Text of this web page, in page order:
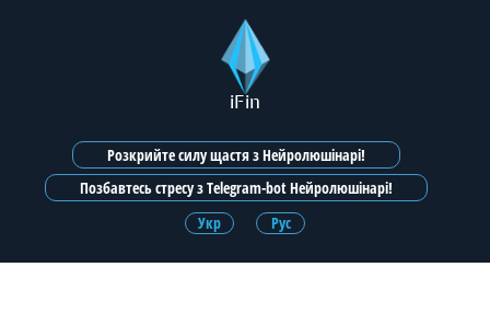
iFin
Розкрийте силу щастя з Нейролюшінарі!
Позбавтесь стресу з Telegram-bot Нейролюшінарі!
Укр
Рус